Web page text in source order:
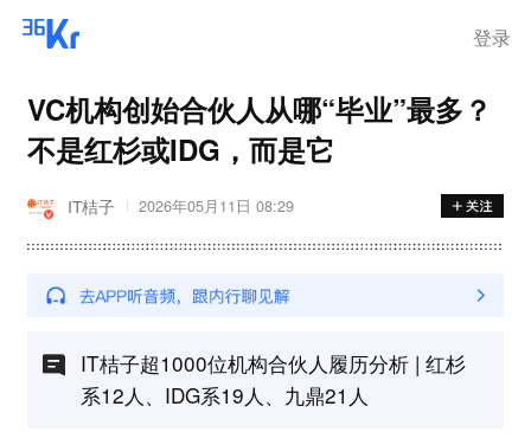
登录
VC机构创始合伙人从哪“毕业”最多？
不是红杉或IDG，而是它
IT桔子 2026年05月11日 08:29
IT桔子超1000位机构合伙人履历分析 | 红杉
系12人、IDG系19人、九鼎21人